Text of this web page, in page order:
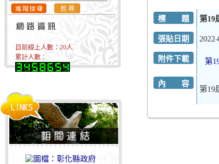
目前線上人數： 20人
累計人數：
標 題 第19
張貼日期
附件下載 第
內 容
第19